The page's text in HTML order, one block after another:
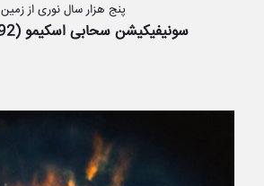
پنج هزار سال نوری از زمین
سونیفیکیشن سحابی اسکیمو (NGC 2392)